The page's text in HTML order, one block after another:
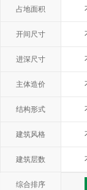
占地面积
开间尺寸
进深尺寸
主体造价
结构形式
建筑风格
建筑层数
综合排序